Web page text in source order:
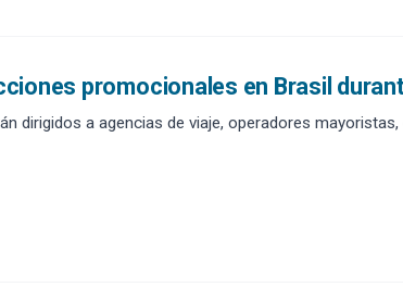
promocionales en Brasil
dirigidos a agencias de viaje, operadores